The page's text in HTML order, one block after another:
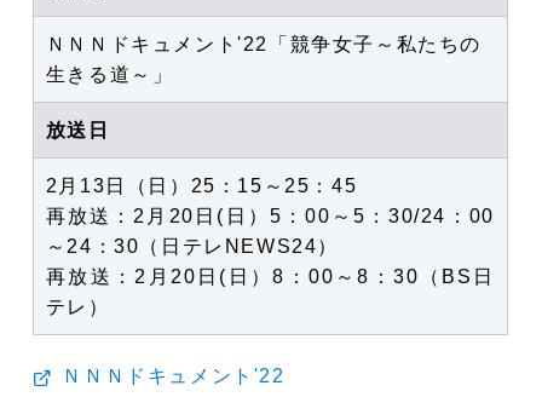
ＮＮＮドキュメント'22「競争女子～私たちの
生きる道～ 」
放送日
2月13日（日）25：15～25：45
再放送：2月20日(日）5：00～5：30/24：00
～24：30（日テレNEWS24）
再放送：2月20日(日）8：00～8：30（BS日
テレ）
ＮＮＮドキュメント'22